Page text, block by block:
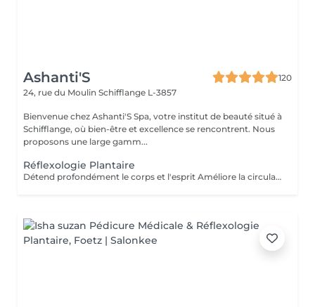
Ashanti'S
120
24, rue du Moulin Schifflange L-3857
Bienvenue chez Ashanti'S Spa, votre institut de beauté situé à
Schifflange, où bien-être et excellence se rencontrent. Nous
proposons une large gamm...
Réflexologie Plantaire
Détend profondément le corps et l'esprit Améliore la circulation sanguine et lymphatique Aide à éliminer les tensions et les blocages énergétiques Renforce le système immunitaire Idéal pour : se ressourcer, apaiser le mental et réharmoniser le corps naturellement